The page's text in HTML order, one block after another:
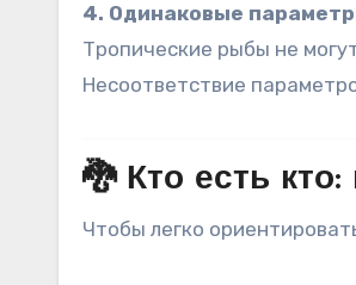
4. Одинаковые
Тропические рыбы не
Несоответствие
🐉 Кто есть
Чтобы легко